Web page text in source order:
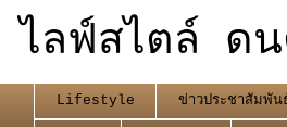
ไลฟ์สไตล์ ด
Lifestyle ข่าวประชาสัมพัน